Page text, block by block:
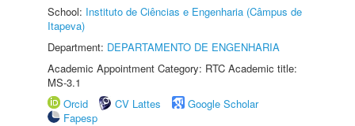
School: Instituto de Ciências e Engenharia (Câmpus de
Itapeva)
Department: DEPARTAMENTO DE ENGENHARIA
Academic Appointment Category: RTC Academic title:
MS-3.1
Orcid
CV Lattes
Google Scholar
Fapesp